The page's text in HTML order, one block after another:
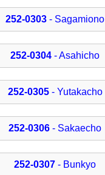
252-0303 - Sagamiono
252-0304 - Asahicho
252-0305- Yutakacho
252-0306 - Sakaecho
252-0307 - Bunkyo